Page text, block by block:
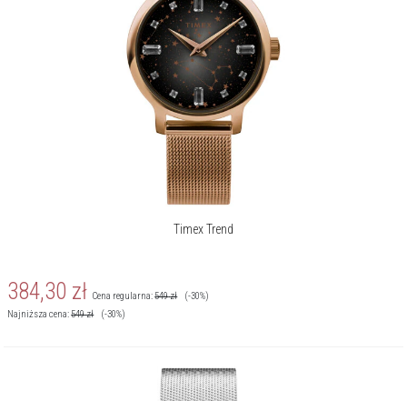
Timex Trend
384,30 zł Cena regularna:549zł
(-30%)
Najniższa cena:549zł (-30%)